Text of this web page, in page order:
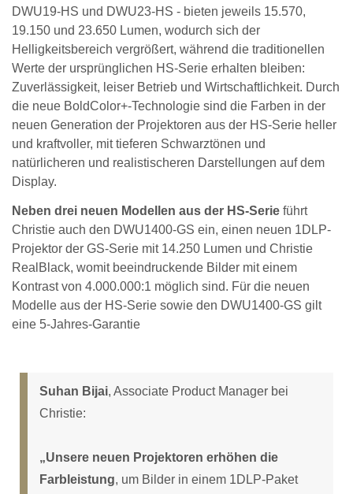
DWU19-HS und DWU23-HS - bieten jeweils 15.570,
19.150 und 23.650 Lumen, wodurch sich der
Helligkeitsbereich vergrößert, während die traditionellen
Werte der ursprünglichen HS-Serie erhalten bleiben:
Zuverlässigkeit, leiser Betrieb und Wirtschaftlichkeit. Durch
die neue BoldColor+-Technologie sind die Farben in der
neuen Generation der Projektoren aus der HS-Serie heller
und kraftvoller, mit tieferen Schwarztönen und
natürlicheren und realistischeren Darstellungen auf dem
Display.
Neben drei neuen Modellen aus der HS-Serie führt
Christie auch den DWU1400-GS ein, einen neuen 1DLP-
Projektor der GS-Serie mit 14.250 Lumen und Christie
RealBlack, womit beeindruckende Bilder mit einem
Kontrast von 4.000.000:1 möglich sind. Für die neuen
Modelle aus der HS-Serie sowie den DWU1400-GS gilt
eine 5-Jahres-Garantie
Suhan Bijai, Associate Product Manager bei
Christie:
„Unsere neuen Projektoren erhöhen die
Farbleistung, um Bilder in einem 1DLP-Paket